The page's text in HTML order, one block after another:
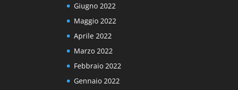
Giugno 2022
Maggio 2022
Aprile 2022
Marzo 2022
Febbraio 2022
Gennaio 2022